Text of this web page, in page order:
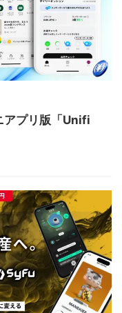
アプリ版「Unifi